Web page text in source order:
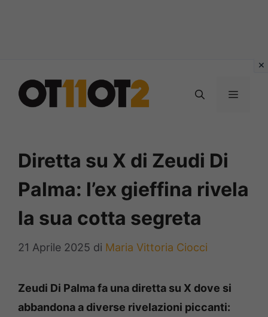
contenuto
MENU
Diretta su X di Zeudi Di
Palma: l’ex gieffina rivela
la sua cotta segreta
21 Aprile 2025 di Maria Vittoria Ciocci
Zeudi Di Palma fa una diretta su X dove si
abbandona a diverse rivelazioni piccanti: